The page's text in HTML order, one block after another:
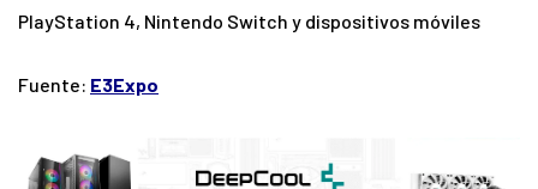
PlayStation 4, Nintendo Switch y dispositivos móviles
Fuente: E3Expo